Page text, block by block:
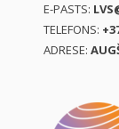
E-PASTS:
TELEFONS:
ADRESE: